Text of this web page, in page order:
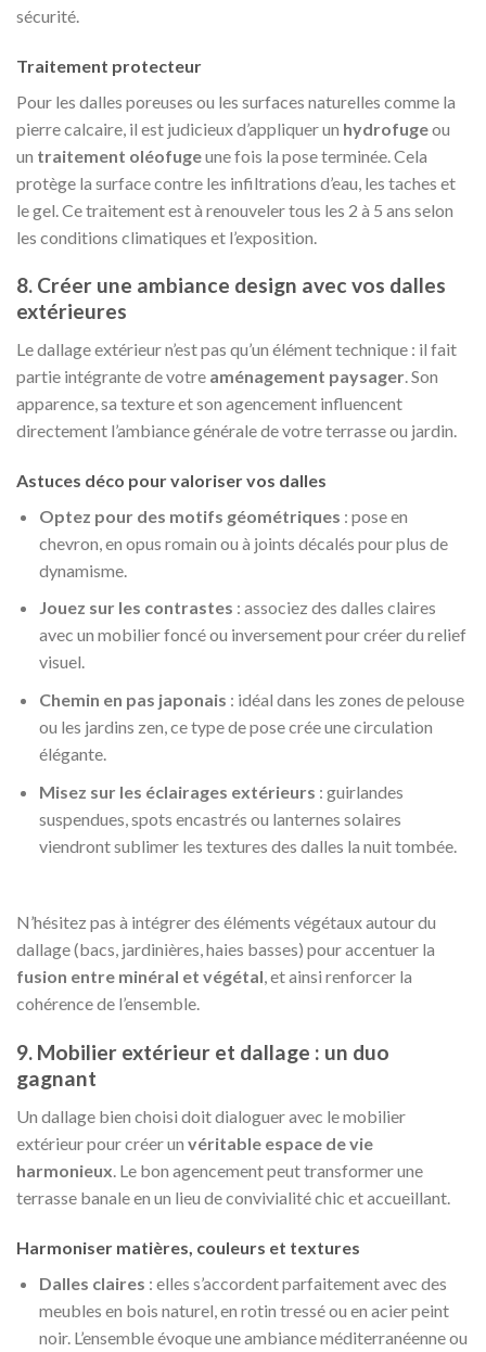
sécurité.
Traitement protecteur
Pour les dalles poreuses ou les surfaces naturelles comme la
pierre calcaire, il est judicieux d’appliquer un hydrofugeou
un traitement oléofugeune fois la pose terminée. Cela
protège la surface contre les infiltrations d’eau, les taches et
le gel. Ce traitement est à renouveler tous les 2 à 5 ans selon
les conditions climatiques et l’exposition.
8. Créer une ambiance design avec vos dalles
extérieures
Le dallage extérieur n’est pas qu’un élément technique : il fait
partie intégrante de votre aménagement paysager. Son
apparence, sa texture et son agencement influencent
directement l’ambiance générale de votre terrasse ou jardin.
Astuces déco pour valoriser vos dalles
Optez pour des motifs géométriques : pose en
chevron, en opus romain ou à joints décalés pour plus de
dynamisme.
Jouez sur les contrastes : associez des dalles claires
avec un mobilier foncé ou inversement pour créer du relief
visuel.
Chemin en pas japonais : idéal dans les zones de pelouse
ou les jardins zen, ce type de pose crée une circulation
élégante.
Misez sur les éclairages extérieurs : guirlandes
suspendues, spots encastrés ou lanternes solaires
viendront sublimer les textures des dalles la nuit tombée.
N’hésitez pas à intégrer des éléments végétaux autour du
dallage (bacs, jardinières, haies basses) pour accentuer la
fusion entre minéral et végétal, et ainsi renforcer la
cohérence de l’ensemble.
9. Mobilier extérieur et dallage : un duo
gagnant
Un dallage bien choisi doit dialoguer avec le mobilier
extérieur pour créer un véritable espace de vie
harmonieux . Le bon agencement peut transformer une
terrasse banale en un lieu de convivialité chic et accueillant.
Harmoniser matières, couleurs et textures
Dalles claires : elles s’accordent parfaitement avec des
meubles en bois naturel, en rotin tressé ou en acier peint
noir. L’ensemble évoque une ambiance méditerranéenne ou